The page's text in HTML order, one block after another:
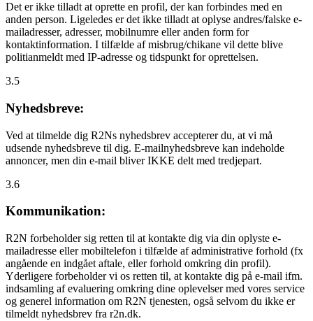
Det er ikke tilladt at oprette en profil, der kan forbindes med en
anden person. Ligeledes er det ikke tilladt at oplyse andres/falske e-
mailadresser, adresser, mobilnumre eller anden form for
kontaktinformation. I tilfælde af misbrug/chikane vil dette blive
politianmeldt med IP-adresse og tidspunkt for oprettelsen.
3.5
Nyhedsbreve:
Ved at tilmelde dig R2Ns nyhedsbrev accepterer du, at vi må
udsende nyhedsbreve til dig. E-mailnyhedsbreve kan indeholde
annoncer, men din e-mail bliver IKKE delt med tredjepart.
3.6
Kommunikation:
R2N forbeholder sig retten til at kontakte dig via din oplyste e-
mailadresse eller mobiltelefon i tilfælde af administrative forhold (fx
angående en indgået aftale, eller forhold omkring din profil).
Yderligere forbeholder vi os retten til, at kontakte dig på e-mail ifm.
indsamling af evaluering omkring dine oplevelser med vores service
og generel information om R2N tjenesten, også selvom du ikke er
tilmeldt nyhedsbrev fra r2n.dk.